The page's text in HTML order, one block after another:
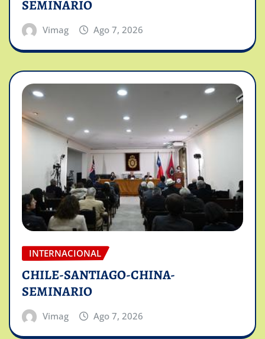
SEMINARIO
Vimag Ago 7, 2026
INTERNACIONAL
CHILE-SANTIAGO-CHINA-
SEMINARIO
Vimag Ago 7, 2026